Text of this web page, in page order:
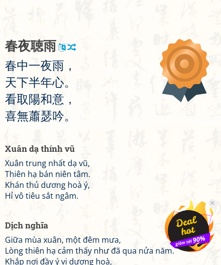
春夜聴雨
春中一夜雨 ，
天下半年心。
看取陽和意 ，
喜無蕭瑟吟。
Xuân dạ thính vũ
Xuân trung nhất dạ vũ,
Thiên hạ bán niên tâm.
Khán thủ dương hoà ý,
Hỉ vô tiêu sắt ngâm.
Dịch nghĩa
Giữa mùa xuân, một đêm mưa,
Lòng thiên hạ cảm thấy như đã qua nửa năm.
Khắp nơi đầy ý vị dương hoà,